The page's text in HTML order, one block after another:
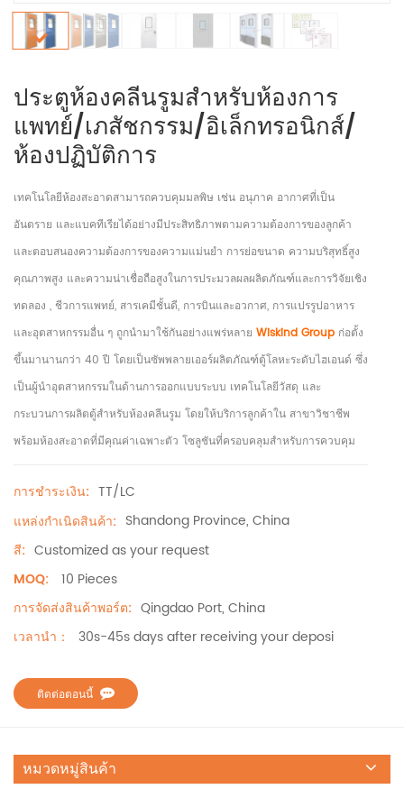
ประตูห้องคลีนรูมสำหรับห้องการ
แพทย์/เภสัชกรรม/อิเล็กทรอนิกส์/
ห้องปฏิบัติการ
เทคโนโลยีห้องสะอาดสามารถควบคุมมลพิษ เช่น อนุภาค อากาศที่เป็น
อันตราย และแบคทีเรียได้อย่างมีประสิทธิภาพตามความต้องการของลูกค้า
และตอบสนองความต้องการของความแม่นยำ การย่อขนาด ความบริสุทธิ์สูง
คุณภาพสูง และความน่าเชื่อถือสูงในการประมวลผลผลิตภัณฑ์และการวิจัยเชิง
ทดลอง , ชีวการแพทย์, สารเคมีชั้นดี, การบินและอวกาศ, การแปรรูปอาหาร
และอุตสาหกรรมอื่น ๆ ถูกนำมาใช้กันอย่างแพร่หลาย Wiskind Group ก่อตั้ง
ขึ้นมานานกว่า 40 ปี โดยเป็นซัพพลายเออร์ผลิตภัณฑ์ตู้โลหะระดับไฮเอนด์ ซึ่ง
เป็นผู้นำอุตสาหกรรมในด้านการออกแบบระบบ เทคโนโลยีวัสดุ และ
กระบวนการผลิตตู้สำหรับห้องคลีนรูม โดยให้บริการลูกค้าใน สาขาวิชาชีพ
พร้อมห้องสะอาดที่มีคุณค่าเฉพาะตัว โซลูชันที่ครอบคลุมสำหรับการควบคุม
การชำระเงิน: TT/LC
แหล่งกำเนิดสินค้า: Shandong Province, China
สี: Customized as your request
MOQ:
10 Pieces
การจัดส่งสินค้าพอร์ต: Qingdao Port, China
เวลานำ：
30s-45s days after receiving your deposi
ติดต่อตอนนี้
หมวดหมู่สินค้า